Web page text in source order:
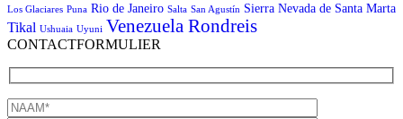
Los Glaciares Puna Rio de Janeiro Salta San Agustín Sierra Nevada de Santa Marta
Tikal Ushuaia Uyuni Venezuela Rondreis
CONTACTFORMULIER